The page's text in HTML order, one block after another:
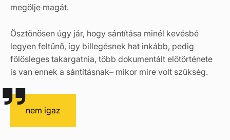
megölje magát.
Ösztönösen úgy jár, hogy sántítása minél kevésbé
legyen feltűnő, így billegésnek hat inkább, pedig
fölösleges takargatnia, több dokumentált előtörténete
is van ennek a sántításnak– mikor mire volt szükség.
nem igaz